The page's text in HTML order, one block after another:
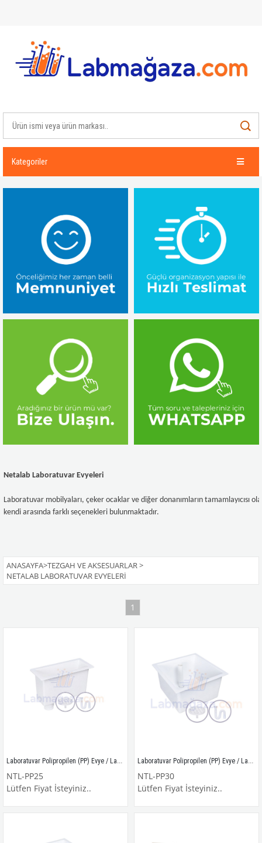
Kategoriler
Netalab Laboratuvar Evyeleri
Laboratuvar mobilyaları, çeker ocaklar ve diğer donanımların tamamlayıcısı
kendi arasında farklı seçenekleri bulunmaktadır.
ANASAYFA>TEZGAH VE AKSESUARLAR>
NETALAB LABORATUVAR EVYELERI
1
Laboratuvar Polipropilen (PP) Evye / Lavabo / NTL-PP25
NTL-PP25
Lütfen Fiyat İsteyiniz..
Laboratuvar Polipropilen (PP) Evye / Lavabo / NTL-PP30
NTL-PP30
Lütfen Fiyat İsteyiniz..